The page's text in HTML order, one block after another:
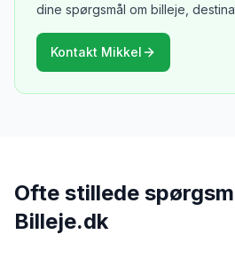
dine spørgsmål om billeje,
Kontakt Mikkel
Ofte stillede
Billeje.dk